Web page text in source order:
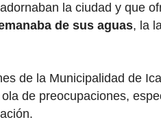
la ciudad y que
de sus aguas, la
de la Municipalidad de
de preocupaciones,